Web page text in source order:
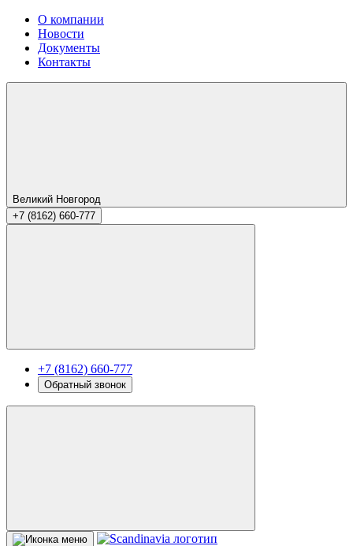
О компании
Новости
Документы
Контакты
Великий Новгород
+7 (8162) 660-777
+7 (8162) 660-777
Обратный звонок